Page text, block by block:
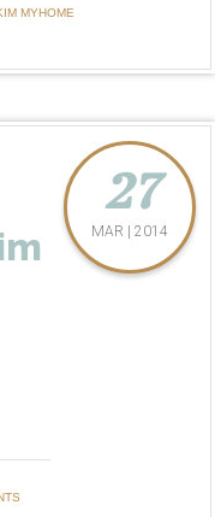
MYHOME
27
MAR | 2014